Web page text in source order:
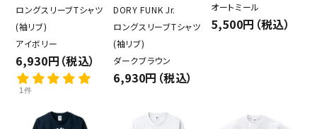
ロングスリーブTシャツ
(袖リブ)
アイボリー
6,930円（税込）
1件
DORY FUNK Jr.
ロングスリーブTシャツ
(袖リブ)
ダークブラウン
6,930円（税込）
オートミール
5,500円（税込）